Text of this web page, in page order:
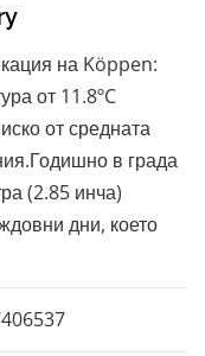
на Köppen:
от 11.8ºC
от средната
в града
(2.85 инча)
дни, което